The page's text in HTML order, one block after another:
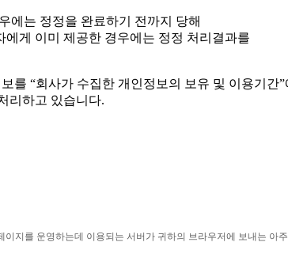
에는 정정을 완료하기 전까지 당해
에게 이미 제공한 경우에는 정정 처리결과를
를 “회사가 수집한 개인정보의 보유 및 이용기간”
리하고 있습니다.
이지를 운영하는데 이용되는 서버가 귀하의 브라우저에 보내는 아